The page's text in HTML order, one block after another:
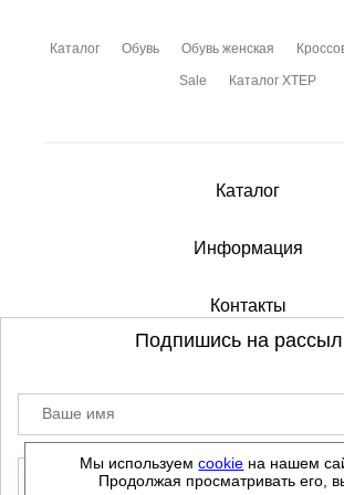
Каталог Обувь Обувь женская
Sale Каталог XTEP
Каталог
Информация
Контакты
©2012-2026 - Sellgroup.ru - все
защищены.
Данный сайт не является интернет
Мы используемcookie на нашем
Продолжая просматривать его,
Подпишись на
Ваше имя